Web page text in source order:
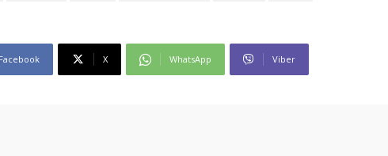
Facebook X WhatsApp Viber